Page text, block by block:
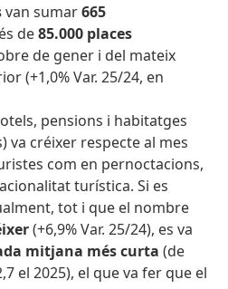
van sumar665
de85.000 places
de gener i del mateix
(+1,0% Var. 25/24, en
pensions i habitatges
va créixer respecte al mes
com en pernoctacions,
turística. Si es
tot i que el nombre
(+6,9% Var. 25/24), es va
mitjana més curta (de
el 2025), el que va fer que el